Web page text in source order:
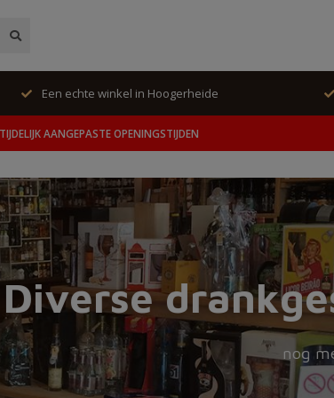
Unieke cadeaus en specials
AANGEPASTE OPENINGSTIJDEN
Diverse
nog